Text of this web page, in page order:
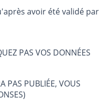
avoir été validé par
PAS VOS DONNÉES
PAS PUBLIÉE, VOUS